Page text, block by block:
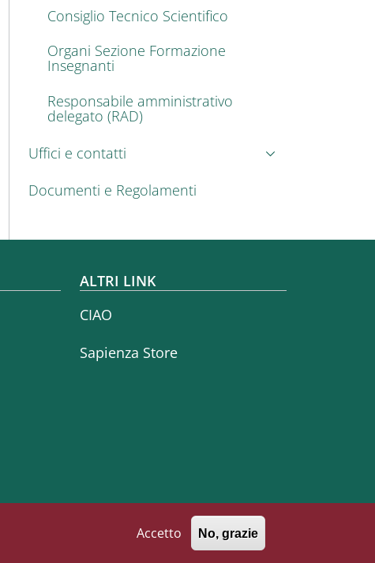
Consiglio Tecnico Scientifico
Organi Sezione Formazione
Insegnanti
Responsabile amministrativo
delegato (RAD)
Uffici e contatti
Documenti e Regolamenti
ALTRI LINK
CIAO
Sapienza Store
Accetto No, grazie